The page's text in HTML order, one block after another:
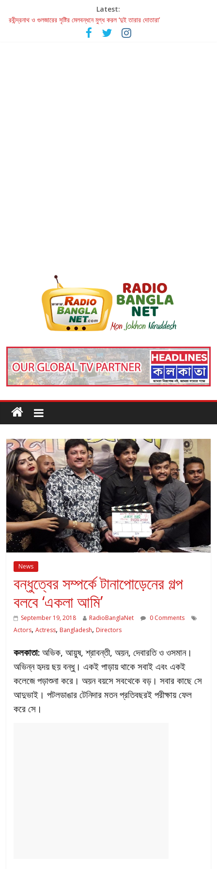
Latest:
রবীন্দ্রনাথ ও গুলজারের সৃষ্টির মেলবন্ধনে মুগ্ধ করল ‘দুই তারার দোতারা’
কলের গান থেকে রীলস্ — বাঙালির গান শোনার বিবর্তনের গল্প
জগন্নাথমঙ্গলম্ — বাংলায় প্রথমবার মঞ্চে এবার রথযাত্রার উদযাপন
News
বন্ধুত্বের সম্পর্কে টানাপোড়েনের গল্প
বলবে ‘একলা আমি’
September 19, 2018 RadioBanglaNet
0 Comments
Actors,Actress, Bangladesh, Directors
কলকাতা: অভিক, আয়ুষ, শ্রাবন্তী, অয়ন, দেবারতি ও ওসমান।
অভিন্ন হৃদয় ছয় বন্ধু। একই পাড়ায় থাকে সবাই এবং একই
কলেজে পড়াশুনা করে। অয়ন বয়সে সবথেকে বড়। সবার কাছে সে
আদুভাই। পটলডাঙার টেনিদার মতন প্রতিবছরই পরীক্ষায় ফেল
করে সে।